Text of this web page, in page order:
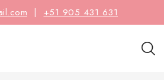
| +51 905 431 631